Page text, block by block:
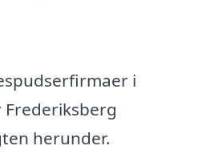
i
herunder.